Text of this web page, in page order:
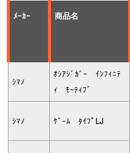
ﾒｰｶｰ 商品名
ｼﾏﾉ
ｵｼｱｼﾞｶﾞｰ ｲﾝﾌｨﾆﾃ
ｨ ﾓｰﾃｨﾌﾞ
ｼﾏﾉ ｹﾞｰﾑ ﾀｲﾌﾟLJ